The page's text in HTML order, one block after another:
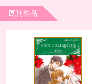
既刊作品